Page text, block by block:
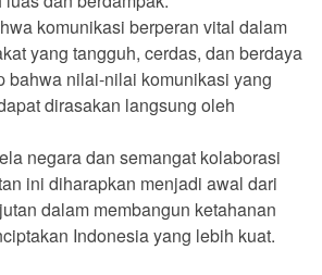
komunikasi berperan vital dalam
yang tangguh, cerdas, dan berdaya
bahwa nilai-nilai komunikasi yang
dirasakan langsung oleh
negara dan semangat kolaborasi
ini diharapkan menjadi awal dari
dalam membangun ketahanan
Indonesia yang lebih kuat.